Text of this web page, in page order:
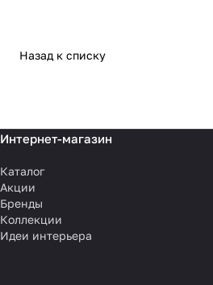
Назад к списку
Интернет-магазин
Каталог
Акции
Бренды
Коллекции
Идеи интерьера